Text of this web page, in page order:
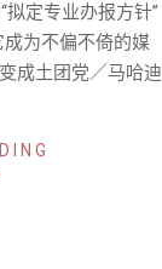
定专业办报方针”
成为不偏不倚的媒
成土团党／马哈迪